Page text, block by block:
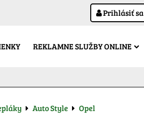
Prihlásiť sa
REKLAMNE SLUŽBY ONLINE
Auto Style Opel